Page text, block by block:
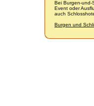
Bei Burgen-und-
Event oder
auch
Burgen und